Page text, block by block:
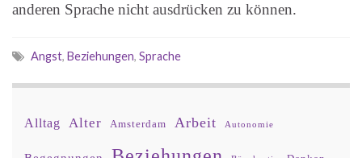
anderen Sprache nicht ausdrücken zu können.
Angst, Beziehungen, Sprache
Alltag Alter Amsterdam Arbeit Autonomie